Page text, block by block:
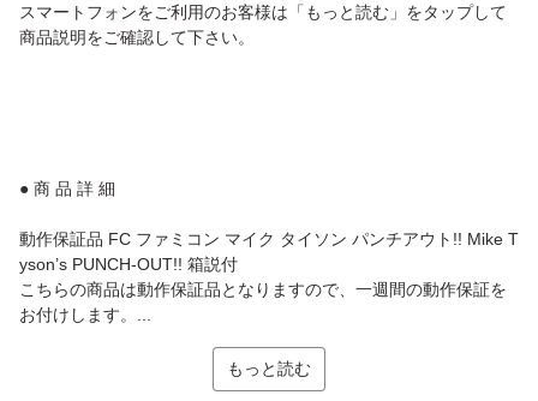
スマートフォンをご利用のお客様は「もっと読む」をタップして
商品説明をご確認して下さい。
● 商 品 詳 細
動作保証品 FC ファミコン マイク タイソン パンチアウト!! Mike T
yson’s PUNCH-OUT!! 箱説付
こちらの商品は動作保証品となりますので、一週間の動作保証を
お付けします。...
もっと読む